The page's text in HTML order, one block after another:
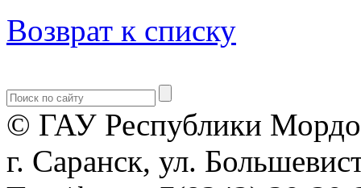
Возврат к списку
© ГАУ Республики
г. Саранск, ул.